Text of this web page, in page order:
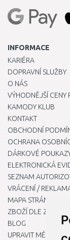
INFORMACE
KARIÉRA
DOPRAVNÍ SLUŽBY
O NÁS
VÝHODNĚJŠÍ CENY
KAMODY KLUB
KONTAKT
OBCHODNÍ
OCHRANA
DÁRKOVÉ
ELEKTRONICKÁ
SEZNAM
VRÁCENÍ /
MAPA STRÁNKY
ZBOŽÍ DLE ZNAČEK
BLOG
UPRAVIT MÉ